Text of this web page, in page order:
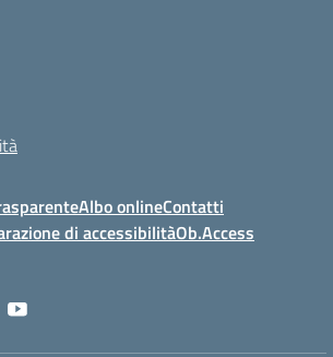
Albo onlineContatti
di accessibilitàOb.Access